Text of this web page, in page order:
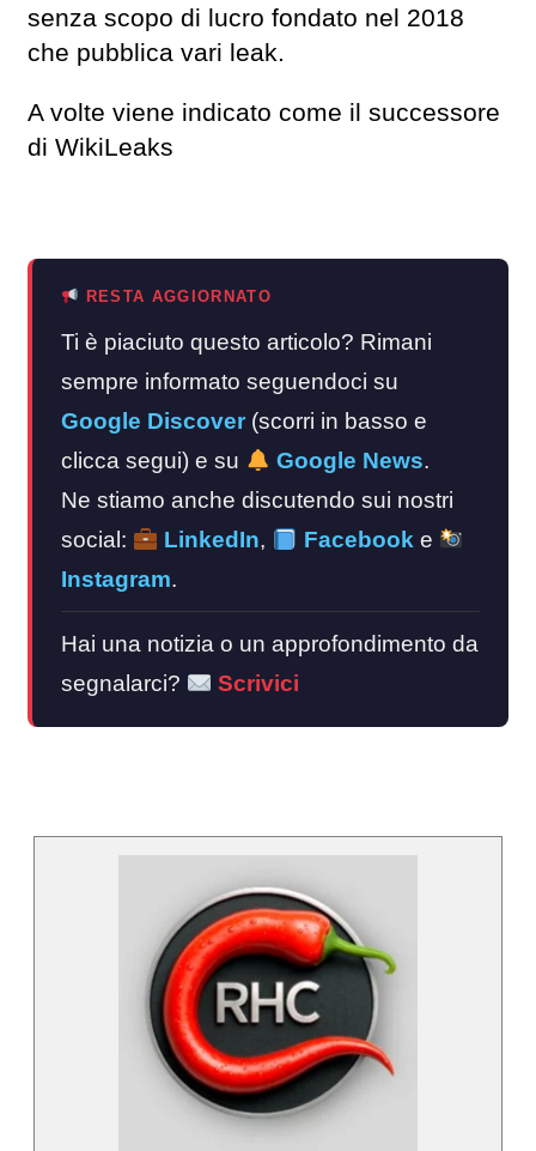
senza scopo di lucro fondato nel 2018
che pubblica vari leak.
A volte viene indicato come il successore
di WikiLeaks
RESTA AGGIORNATO
Ti è piaciuto questo articolo? Rimani
sempre informato seguendoci su
Google Discover (scorri in basso e
clicca segui) e su
Google News.
Ne stiamo anche discutendo sui nostri
social:
LinkedIn, Facebooke
Instagram.
Hai una notizia o un approfondimento da
segnalarci?
Scrivici